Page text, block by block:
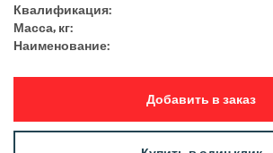
Квалификация:
Масса, кг:
Наименование:
Добавить в заказ